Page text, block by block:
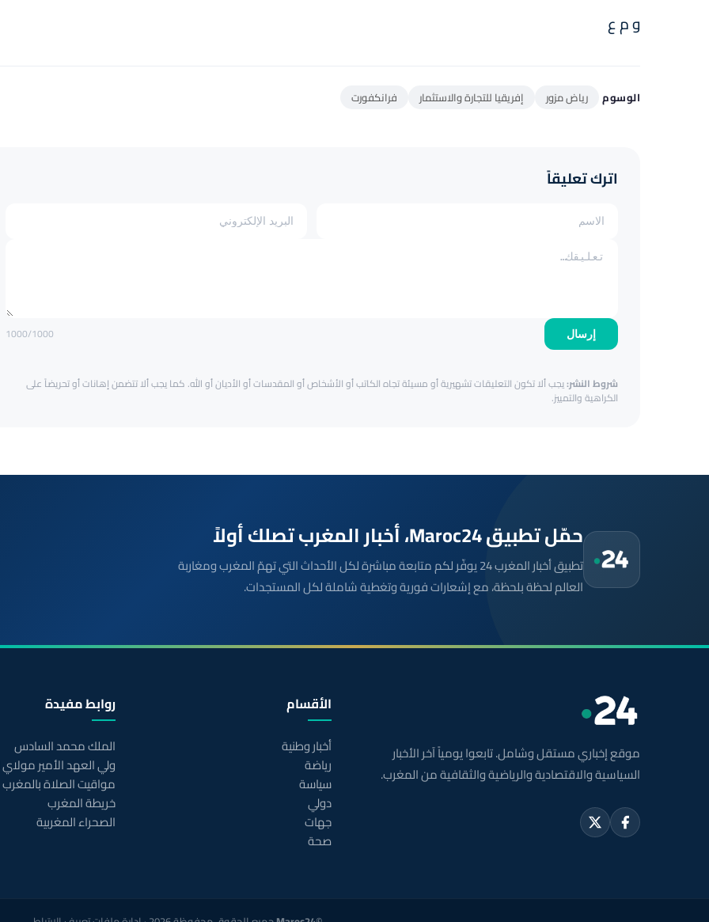
و م ع
الوسوم رياض مزور إفريقيا للتجارة والاستثمار فرانكفورت
اترك تعليقاً
إرسال 1000/1000
شروط النشر:يجب ألا تكون التعليقات تشهيرية أو مسيئة تجاه الكاتب أو الأشخاص أو المقدسات أو الأديان أو الله. كما يجب ألا تتضمن إهانات أو تحريضاً على
الكراهية والتمييز.
حمّل تطبيق Maroc24، أخبار المغرب تصلك أولاً
تطبيق أخبار المغرب 24 يوفّر لكم متابعة مباشرة لكل الأحداث التي تهمّ المغرب ومغاربة
العالم لحظة بلحظة، مع إشعارات فورية وتغطية شاملة لكل المستجدات.
موقع إخباري مستقل وشامل. تابعوا يومياً آخر الأخبار
السياسية والاقتصادية والرياضية والثقافية من المغرب.
الأقسام
أخبار وطنية
رياضة
سياسة
دولي
جهات
صحة
روابط مفيدة
الملك محمد السادس
ولي العهد الأمير
مواقيت الصلاة بالمغرب
خريطة المغرب
الصحراء المغربية